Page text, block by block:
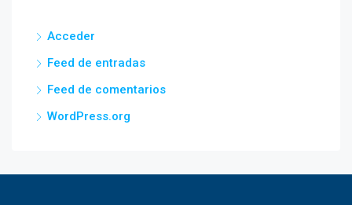
Acceder
Feed de entradas
Feed de comentarios
WordPress.org